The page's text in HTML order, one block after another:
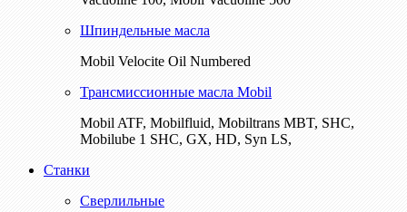
Шпиндельные масла
Mobil Velocite Oil Numbered
Трансмиссионные масла Mobil
Mobil ATF, Mobilfluid, Mobiltrans MBT, SHC,
Mobilube 1 SHC, GX, HD, Syn LS,
Станки
Сверлильные